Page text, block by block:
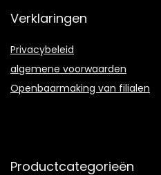
Verklaringen
Privacybeleid
algemene voorwaarden
Openbaarmaking van filialen
Productcategorieën